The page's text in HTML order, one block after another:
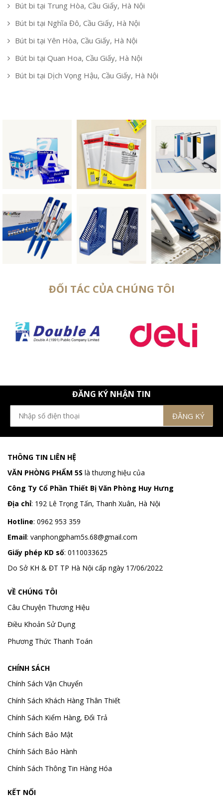
Bút bi tại Trung Hòa, Cầu Giấy, Hà Nội
Bút bi tại Nghĩa Đô, Cầu Giấy, Hà Nội
Bút bi tại Yên Hòa, Cầu Giấy, Hà Nội
Bút bi tại Quan Hoa, Cầu Giấy, Hà Nội
Bút bi tại Dịch Vọng Hậu, Cầu Giấy, Hà Nội
ĐỐI TÁC CỦA CHÚNG TÔI
ĐĂNG KÝ NHẬN TIN
THÔNG TIN LIÊN HỆ
VĂN PHÒNG PHẨM 5S là thương hiệu của
Công Ty Cổ Phần Thiết Bị Văn Phòng Huy Hưng
Địa chỉ: 192 Lê Trọng Tấn, Thanh Xuân, Hà Nội
Hotline: 0962 953 359
Email: vanphongpham5s.68@gmail.com
Giấy phép KD số: 0110033625
Do Sở KH & ĐT TP Hà Nội cấp ngày 17/06/2022
VỀ CHÚNG TÔI
Câu Chuyện Thương Hiệu
Điều Khoản Sử Dụng
Phương Thức Thanh Toán
CHÍNH SÁCH
Chính Sách Vận Chuyển
Chính Sách Khách Hàng Thân Thiết
Chính Sách Kiểm Hàng, Đổi Trả
Chính Sách Bảo Mật
Chính Sách Bảo Hành
Chính Sách Thông Tin Hàng Hóa
KẾT NỐI